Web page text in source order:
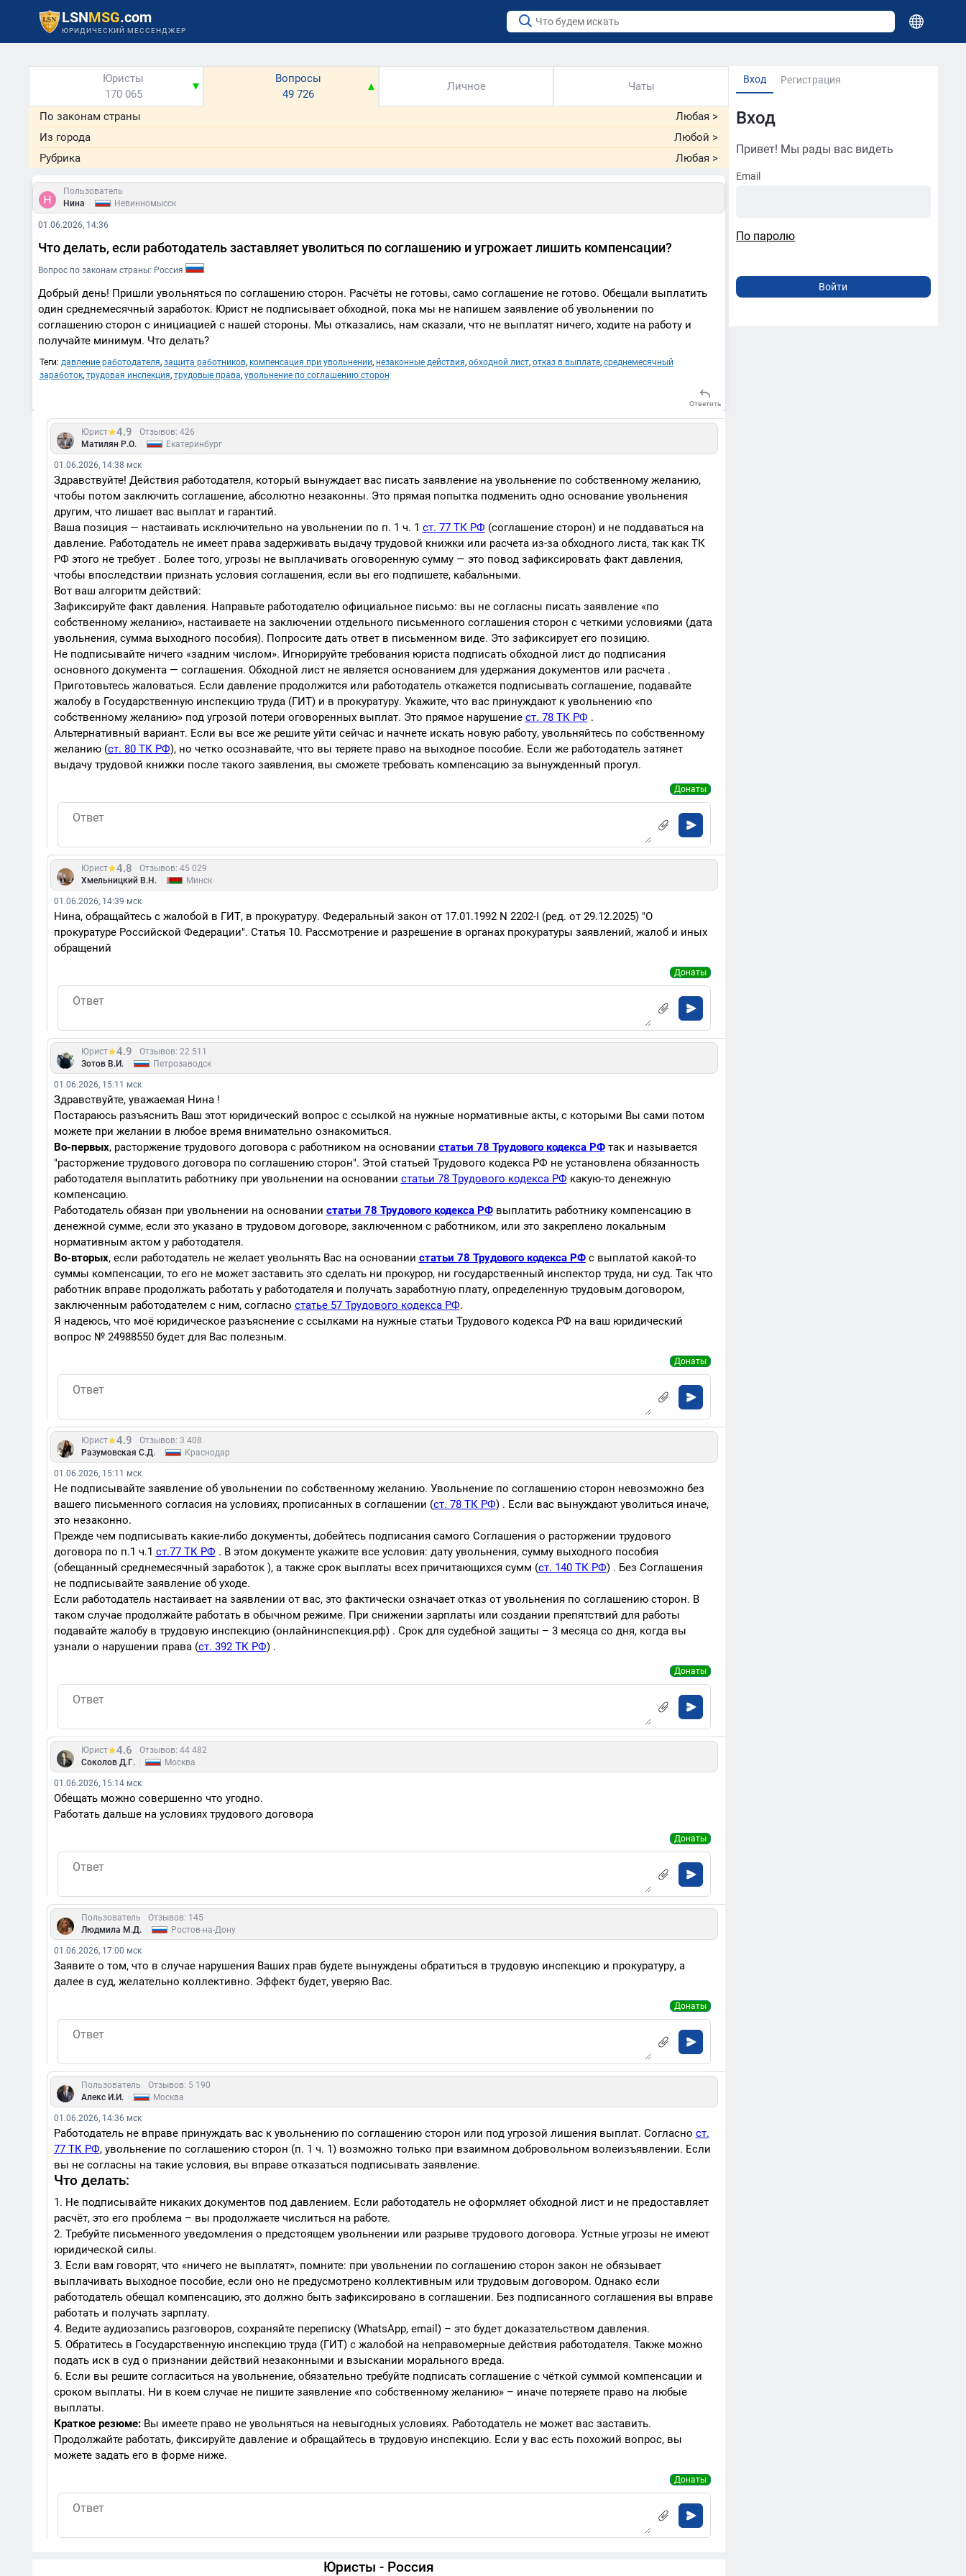
LSNMSG.com
ЮРИДИЧЕСКИЙ МЕССЕНДЖЕР
Вход Регистрация
Вход
Привет! Мы рады вас видеть
Email
По паролю
Юристы
170 065
▼
Вопросы
49 726
▲ Личное Чаты
По законам страны Любая >
Из города
Любой >
Рубрика
Любая >
Пользователь
Нина
Невинномысск
01.06.2026, 14:36
Что делать, если работодатель заставляет уволиться по соглашению и угрожает лишить компенсации?
Вопрос по законам страны: Россия
Добрый день! Пришли увольняться по соглашению сторон. Расчёты не готовы, само соглашение не готово. Обещали выплатить
один среднемесячный заработок. Юрист не подписывает обходной, пока мы не напишем заявление об увольнении по
соглашению сторон с инициацией с нашей стороны. Мы отказались, нам сказали, что не выплатят ничего, ходите на работу и
получайте минимум. Что делать?
Теги: давление работодателя, защита работников, компенсация при увольнении, незаконные действия, обходной лист, отказ в выплате, среднемесячный
заработок, трудовая инспекция, трудовые права, увольнение по соглашению сторон
Ответить
Юрист 4.9
Отзывов: 426
Матилян Р.О.
Екатеринбург
01.06.2026, 14:38 мск
Здравствуйте! Действия работодателя, который вынуждает вас писать заявление на увольнение по собственному желанию,
чтобы потом заключить соглашение, абсолютно незаконны. Это прямая попытка подменить одно основание увольнения
другим, что лишает вас выплат и гарантий.
Ваша позиция — настаивать исключительно на увольнении по п. 1 ч. 1 ст. 77 ТК РФ (соглашение сторон) и не поддаваться на
давление. Работодатель не имеет права задерживать выдачу трудовой книжки или расчета из-за обходного листа, так как ТК
РФ этого не требует . Более того, угрозы не выплачивать оговоренную сумму — это повод зафиксировать факт давления,
чтобы впоследствии признать условия соглашения, если вы его подпишете, кабальными.
Вот ваш алгоритм действий:
Зафиксируйте факт давления. Направьте работодателю официальное письмо: вы не согласны писать заявление «по
собственному желанию», настаиваете на заключении отдельного письменного соглашения сторон с четкими условиями (дата
увольнения, сумма выходного пособия). Попросите дать ответ в письменном виде. Это зафиксирует его позицию.
Не подписывайте ничего «задним числом». Игнорируйте требования юриста подписать обходной лист до подписания
основного документа — соглашения. Обходной лист не является основанием для удержания документов или расчета .
Приготовьтесь жаловаться. Если давление продолжится или работодатель откажется подписывать соглашение, подавайте
жалобу в Государственную инспекцию труда (ГИТ) и в прокуратуру. Укажите, что вас принуждают к увольнению «по
собственному желанию» под угрозой потери оговоренных выплат. Это прямое нарушение ст. 78 ТК РФ .
Альтернативный вариант. Если вы все же решите уйти сейчас и начнете искать новую работу, увольняйтесь по собственному
желанию (ст. 80 ТК РФ), но четко осознавайте, что вы теряете право на выходное пособие. Если же работодатель затянет
выдачу трудовой книжки после такого заявления, вы сможете требовать компенсацию за вынужденный прогул.
Донаты
Юрист 4.8
Отзывов: 45 029
Хмельницкий В.Н.
Минск
01.06.2026, 14:39 мск
Нина, обращайтесь с жалобой в ГИТ, в прокуратуру. Федеральный закон от 17.01.1992 N 2202-I (ред. от 29.12.2025) "О
прокуратуре Российской Федерации". Статья 10. Рассмотрение и разрешение в органах прокуратуры заявлений, жалоб и иных
обращений
Донаты
Юрист 4.9
Отзывов: 22 511
Зотов В.И.
Петрозаводск
01.06.2026, 15:11 мск
Здравствуйте, уважаемая Нина !
Постараюсь разъяснить Ваш этот юридический вопрос с ссылкой на нужные нормативные акты, с которыми Вы сами потом
можете при желании в любое время внимательно ознакомиться.
Во-первых, расторжение трудового договора с работником на основании статьи 78 Трудового кодекса РФтак и называется
"расторжение трудового договора по соглашению сторон". Этой статьей Трудового кодекса РФ не установлена обязанность
работодателя выплатить работнику при увольнении на основании статьи 78 Трудового кодекса РФ какую-то денежную
компенсацию.
Работодатель обязан при увольнении на основании статьи 78 Трудового кодекса РФвыплатить работнику компенсацию в
денежной сумме, если это указано в трудовом договоре, заключенном с работником, или это закреплено локальным
нормативным актом у работодателя.
Во-вторых, если работодатель не желает увольнять Вас на основании статьи 78 Трудового кодекса РФс выплатой какой-то
суммы компенсации, то его не может заставить это сделать ни прокурор, ни государственный инспектор труда, ни суд. Так что
работник вправе продолжать работать у работодателя и получать заработную плату, определенную трудовым договором,
заключенным работодателем с ним, согласно статье 57 Трудового кодекса РФ.
Я надеюсь, что моё юридическое разъяснение с ссылками на нужные статьи Трудового кодекса РФ на ваш юридический
вопрос № 24988550 будет для Вас полезным.
Донаты
Юрист 4.9
Отзывов: 3 408
Разумовская С.Д.
Краснодар
01.06.2026, 15:11 мск
Не подписывайте заявление об увольнении по собственному желанию. Увольнение по соглашению сторон невозможно без
вашего письменного согласия на условиях, прописанных в соглашении (ст. 78 ТК РФ) . Если вас вынуждают уволиться иначе,
это незаконно.
Прежде чем подписывать какие-либо документы, добейтесь подписания самого Соглашения о расторжении трудового
договора по п.1 ч.1 ст.77 ТК РФ . В этом документе укажите все условия: дату увольнения, сумму выходного пособия
(обещанный среднемесячный заработок ), а также срок выплаты всех причитающихся сумм (ст. 140 ТК РФ) . Без Соглашения
не подписывайте заявление об уходе.
Если работодатель настаивает на заявлении от вас, это фактически означает отказ от увольнения по соглашению сторон. В
таком случае продолжайте работать в обычном режиме. При снижении зарплаты или создании препятствий для работы
подавайте жалобу в трудовую инспекцию (онлайнинспекция.рф) . Срок для судебной защиты – 3 месяца со дня, когда вы
узнали о нарушении права (ст. 392 ТК РФ) .
Донаты
Юрист 4.6
Отзывов: 44 482
Соколов Д.Г.
Москва
01.06.2026, 15:14 мск
Обещать можно совершенно что угодно.
Работать дальше на условиях трудового договора
Донаты
Пользователь
Отзывов: 145
Людмила М.Д.
Ростов-на-Дону
01.06.2026, 17:00 мск
Заявите о том, что в случае нарушения Ваших прав будете вынуждены обратиться в трудовую инспекцию и прокуратуру, а
далее в суд, желательно коллективно. Эффект будет, уверяю Вас.
Донаты
Пользователь
Отзывов: 5 190
Алекс И.И.
Москва
01.06.2026, 14:36 мск
Работодатель не вправе принуждать вас к увольнению по соглашению сторон или под угрозой лишения выплат. Согласно ст.
77 ТК РФ, увольнение по соглашению сторон (п. 1 ч. 1) возможно только при взаимном добровольном волеизъявлении. Если
вы не согласны на такие условия, вы вправе отказаться подписывать заявление.
Что делать:
1. Не подписывайте никаких документов под давлением. Если работодатель не оформляет обходной лист и не предоставляет
расчёт, это его проблема – вы продолжаете числиться на работе.
2. Требуйте письменного уведомления о предстоящем увольнении или разрыве трудового договора. Устные угрозы не имеют
юридической силы.
3. Если вам говорят, что «ничего не выплатят», помните: при увольнении по соглашению сторон закон не обязывает
выплачивать выходное пособие, если оно не предусмотрено коллективным или трудовым договором. Однако если
работодатель обещал компенсацию, это должно быть зафиксировано в соглашении. Без подписанного соглашения вы вправе
работать и получать зарплату.
4. Ведите аудиозапись разговоров, сохраняйте переписку (WhatsApp, email) – это будет доказательством давления.
5. Обратитесь в Государственную инспекцию труда (ГИТ) с жалобой на неправомерные действия работодателя. Также можно
подать иск в суд о признании действий незаконными и взыскании морального вреда.
6. Если вы решите согласиться на увольнение, обязательно требуйте подписать соглашение с чёткой суммой компенсации и
сроком выплаты. Ни в коем случае не пишите заявление «по собственному желанию» – иначе потеряете право на любые
выплаты.
Краткое резюме:Вы имеете право не увольняться на невыгодных условиях. Работодатель не может вас заставить.
Продолжайте работать, фиксируйте давление и обращайтесь в трудовую инспекцию. Если у вас есть похожий вопрос, вы
можете задать его в форме ниже.
Донаты
Юристы - Россия